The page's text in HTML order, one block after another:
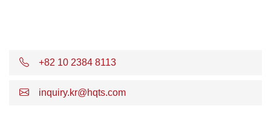
+82 10 2384 8113
inquiry.kr@hqts.com